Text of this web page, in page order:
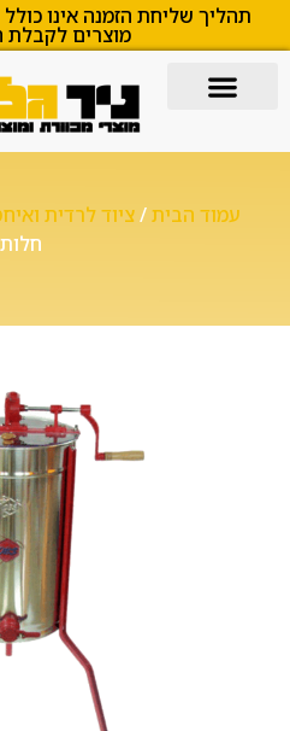
תהליך שליחת הזמנה אינו
מוצרים לקבלת
עמוד הבית/ציוד לרדית
חלות